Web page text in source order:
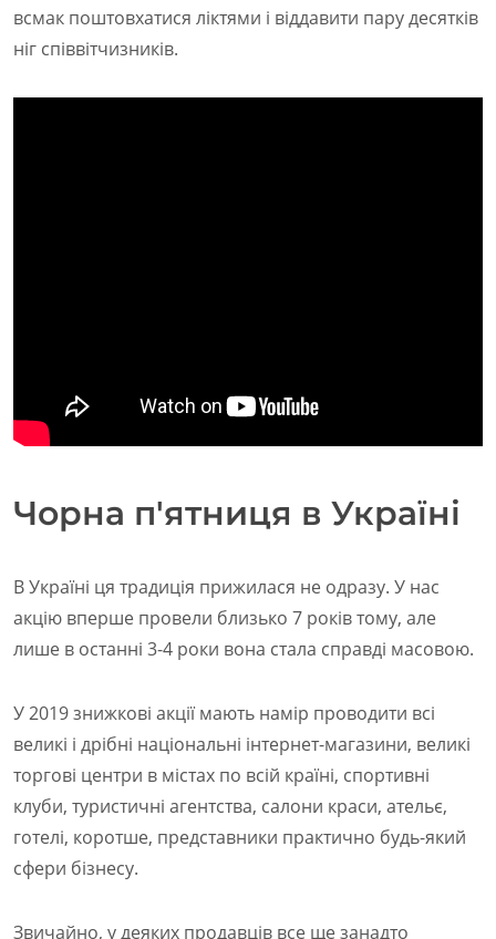
всмак поштовхатися ліктями і віддавити пару десятків
ніг співвітчизників.
Чорна п'ятниця в Україні
В Україні ця традиція прижилася не одразу. У нас
акцію вперше провели близько 7 років тому, але
лише в останні 3-4 роки вона стала справді масовою.
У 2019 знижкові акції мають намір проводити всі
великі і дрібні національні інтернет-магазини, великі
торгові центри в містах по всій країні, спортивні
клуби, туристичні агентства, салони краси, ательє,
готелі, коротше, представники практично будь-який
сфери бізнесу.
Звичайно, у деяких продавців все ще занадто